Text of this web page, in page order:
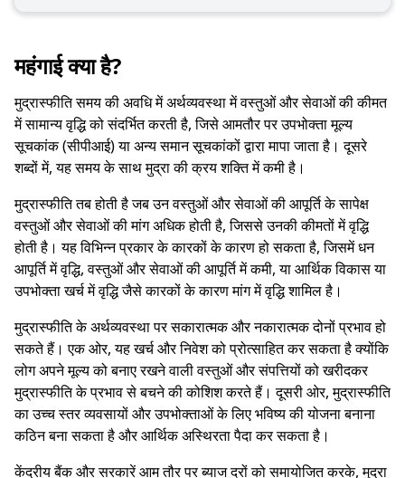
महंगाई क्या है?
मुद्रास्फीति समय की अवधि में अर्थव्यवस्था में वस्तुओं और सेवाओं की कीमत
में सामान्य वृद्धि को संदर्भित करती है, जिसे आमतौर पर उपभोक्ता मूल्य
सूचकांक (सीपीआई) या अन्य समान सूचकांकों द्वारा मापा जाता है। दूसरे
शब्दों में, यह समय के साथ मुद्रा की क्रय शक्ति में कमी है।
मुद्रास्फीति तब होती है जब उन वस्तुओं और सेवाओं की आपूर्ति के सापेक्ष
वस्तुओं और सेवाओं की मांग अधिक होती है, जिससे उनकी कीमतों में वृद्धि
होती है। यह विभिन्न प्रकार के कारकों के कारण हो सकता है, जिसमें धन
आपूर्ति में वृद्धि, वस्तुओं और सेवाओं की आपूर्ति में कमी, या आर्थिक विकास या
उपभोक्ता खर्च में वृद्धि जैसे कारकों के कारण मांग में वृद्धि शामिल है।
मुद्रास्फीति के अर्थव्यवस्था पर सकारात्मक और नकारात्मक दोनों प्रभाव हो
सकते हैं। एक ओर, यह खर्च और निवेश को प्रोत्साहित कर सकता है क्योंकि
लोग अपने मूल्य को बनाए रखने वाली वस्तुओं और संपत्तियों को खरीदकर
मुद्रास्फीति के प्रभाव से बचने की कोशिश करते हैं। दूसरी ओर, मुद्रास्फीति
का उच्च स्तर व्यवसायों और उपभोक्ताओं के लिए भविष्य की योजना बनाना
कठिन बना सकता है और आर्थिक अस्थिरता पैदा कर सकता है।
केंद्रीय बैंक और सरकारें आम तौर पर ब्याज दरों को समायोजित करके, मुद्रा